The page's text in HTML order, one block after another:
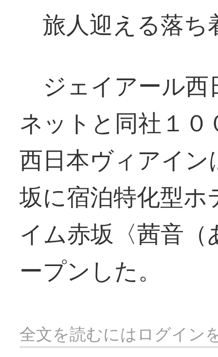
旅人迎える落ち
ジェイアール西
ネットと同社１
西日本ヴィアイ
坂に宿泊特化型
イム赤坂〈茜音
ープンした。
全文を読むにはログイン